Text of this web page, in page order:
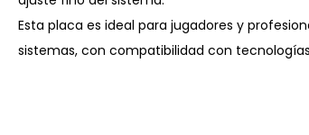
Esta placa es ideal para jugadores y
sistemas, con compatibilidad con